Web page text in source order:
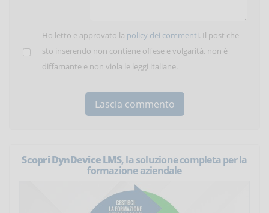
Ho letto e approvato la policy dei commenti. Il post che
sto inserendo non contiene offese e volgarità, non è
diffamante e non viola le leggi italiane.
Scopri DynDevice LMS, la soluzione completa per la
formazione aziendale